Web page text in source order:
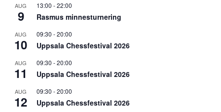
AUG
9
13:00 -22:00
Rasmus minnesturnering
AUG
10
09:30 -20:00
Uppsala Chessfestival 2026
AUG
11
09:30 -20:00
Uppsala Chessfestival 2026
AUG
12
09:30 -20:00
Uppsala Chessfestival 2026